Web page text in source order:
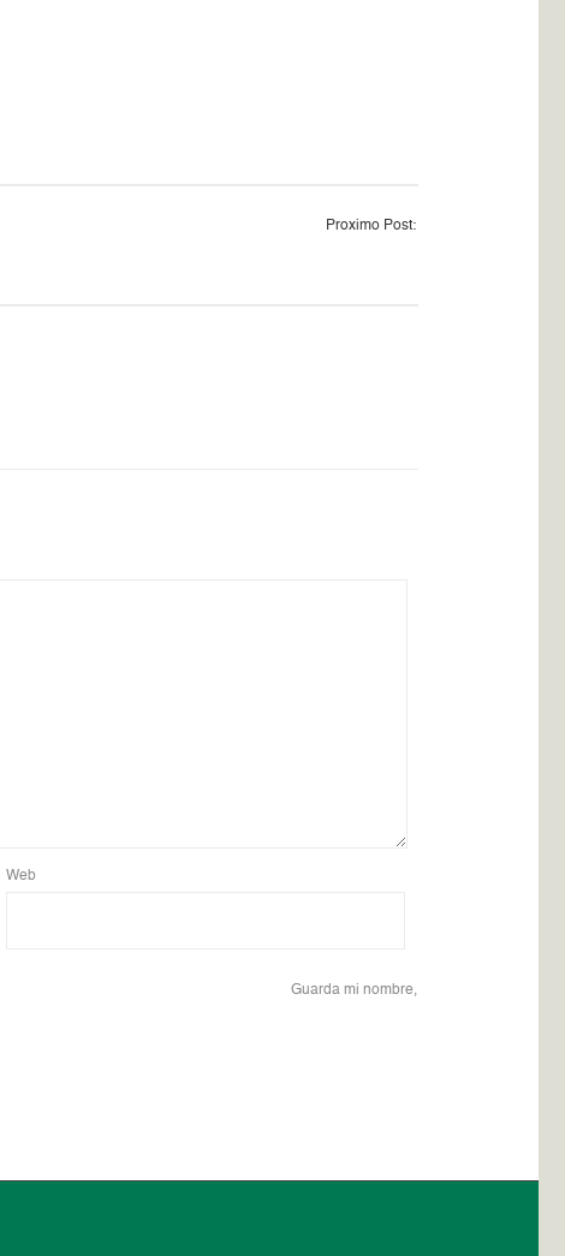
Proximo Post:
Web
Guarda mi nombre,